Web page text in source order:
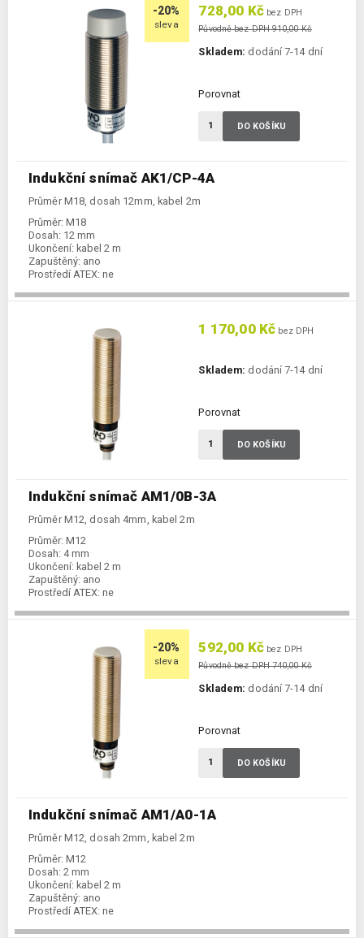
-20%
sleva
Indukční snímač AK1/CP-4A
Průměr M18, dosah 12mm, kabel 2m
Průměr: M18
Dosah: 12 mm
Ukončení: kabel 2 m
Zapuštěný: ano
Prostředí ATEX: ne
728,00 Kč bez DPH
Původně bez DPH 910,00 Kč
Skladem: dodání 7-14 dní
Porovnat
DO KOŠÍKU
Indukční snímač AM1/0B-3A
Průměr M12, dosah 4mm, kabel 2m
Průměr: M12
Dosah: 4 mm
Ukončení: kabel 2 m
Zapuštěný: ano
Prostředí ATEX: ne
1 170,00 Kč bez DPH
Skladem: dodání 7-14 dní
Porovnat
DO KOŠÍKU
-20%
sleva
Indukční snímač AM1/A0-1A
Průměr M12, dosah 2mm, kabel 2m
Průměr: M12
Dosah: 2 mm
Ukončení: kabel 2 m
Zapuštěný: ano
Prostředí ATEX: ne
592,00 Kč bez DPH
Původně bez DPH 740,00 Kč
Skladem: dodání 7-14 dní
Porovnat
DO KOŠÍKU